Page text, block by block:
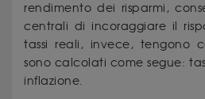
rendimento dei risparmi,
centrali di incoraggiare il
tassi reali, invece, tengono
sono calcolati come segue:
inflazione.